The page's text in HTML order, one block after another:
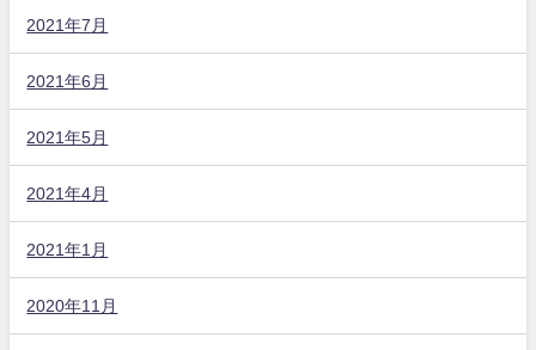
2021年7月
2021年6月
2021年5月
2021年4月
2021年1月
2020年11月